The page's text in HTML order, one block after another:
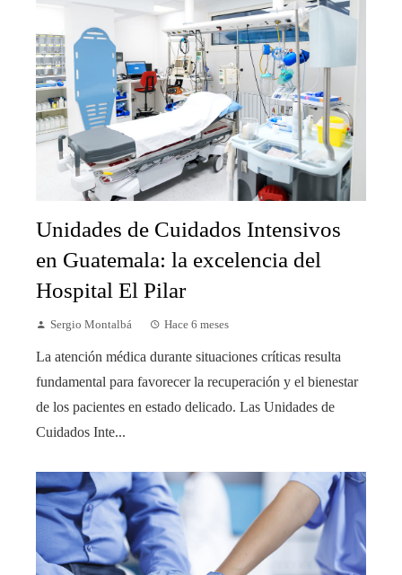
Unidades de Cuidados Intensivos
en Guatemala: la excelencia del
Hospital El Pilar
Sergio Montalbá Hace 6 meses
La atención médica durante situaciones críticas resulta
fundamental para favorecer la recuperación y el bienestar
de los pacientes en estado delicado. Las Unidades de
Cuidados Inte...